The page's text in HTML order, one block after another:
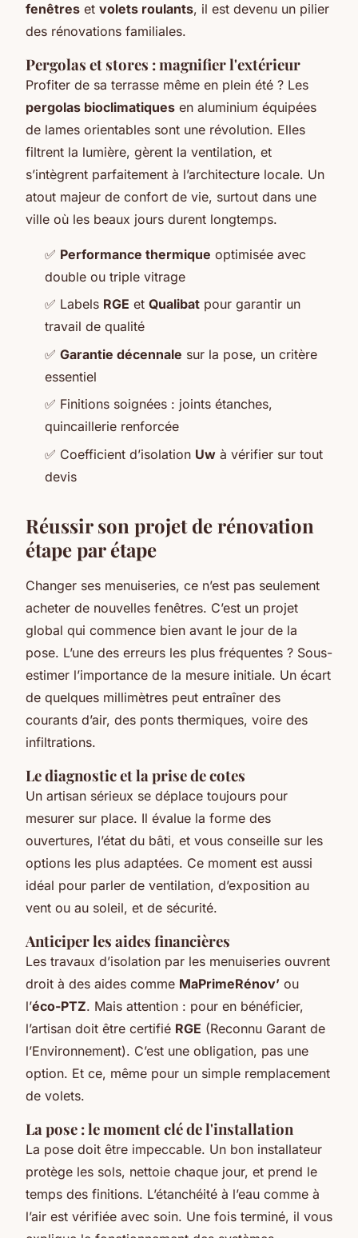
fenêtres et volets roulants, il est devenu un pilier
des rénovations familiales.
Pergolas et stores : magnifier l'extérieur
Profiter de sa terrasse même en plein été ? Les
pergolas bioclimatiques en aluminium équipées
de lames orientables sont une révolution. Elles
filtrent la lumière, gèrent la ventilation, et
s’intègrent parfaitement à l’architecture locale. Un
atout majeur de confort de vie, surtout dans une
ville où les beaux jours durent longtemps.
✅ Performance thermique optimisée avec
double ou triple vitrage
✅ Labels RGE et Qualibat pour garantir un
travail de qualité
✅ Garantie décennale sur la pose, un critère
essentiel
✅ Finitions soignées : joints étanches,
quincaillerie renforcée
✅ Coefficient d’isolation Uw à vérifier sur tout
devis
Réussir son projet de rénovation
étape par étape
Changer ses menuiseries, ce n’est pas seulement
acheter de nouvelles fenêtres. C’est un projet
global qui commence bien avant le jour de la
pose. L’une des erreurs les plus fréquentes ? Sous-
estimer l’importance de la mesure initiale. Un écart
de quelques millimètres peut entraîner des
courants d’air, des ponts thermiques, voire des
infiltrations.
Le diagnostic et la prise de cotes
Un artisan sérieux se déplace toujours pour
mesurer sur place. Il évalue la forme des
ouvertures, l’état du bâti, et vous conseille sur les
options les plus adaptées. Ce moment est aussi
idéal pour parler de ventilation, d’exposition au
vent ou au soleil, et de sécurité.
Anticiper les aides financières
Les travaux d’isolation par les menuiseries ouvrent
droit à des aides comme MaPrimeRénov’ ou
l’éco-PTZ. Mais attention : pour en bénéficier,
l’artisan doit être certifié RGE (Reconnu Garant de
l’Environnement). C’est une obligation, pas une
option. Et ce, même pour un simple remplacement
de volets.
La pose : le moment clé de l'installation
La pose doit être impeccable. Un bon installateur
protège les sols, nettoie chaque jour, et prend le
temps des finitions. L’étanchéité à l’eau comme à
l’air est vérifiée avec soin. Une fois terminé, il vous